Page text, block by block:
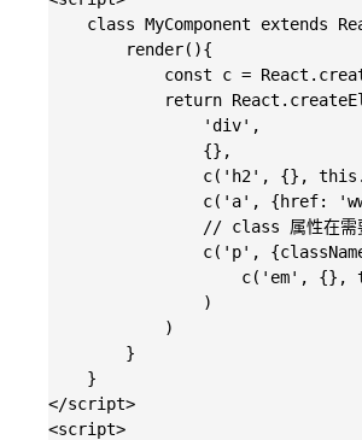
class MyComponent extends
        render(){
const c =
return
                'div',
                {},
c('h2', {},
c('a', {href:
// class 属性在需
c('p',
c('em', {},
                )
            )
        }
    }
</script>
<script>